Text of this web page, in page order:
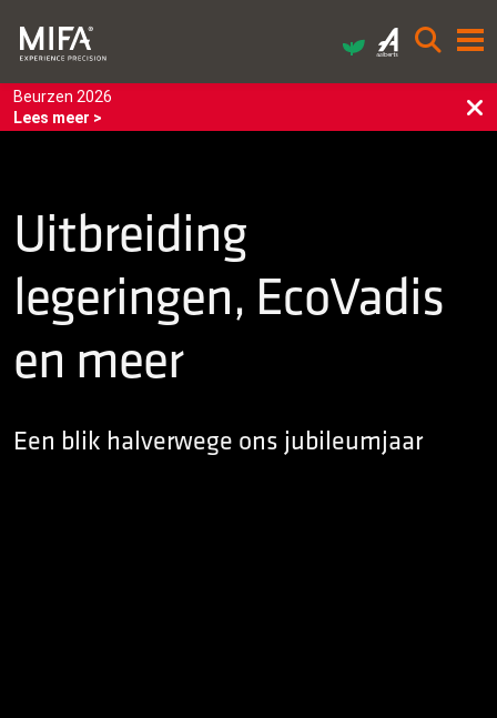
Beurzen 2026
Lees meer >
Uitbreiding
legeringen, EcoVadis
en meer
Een blik halverwege ons jubileumjaar